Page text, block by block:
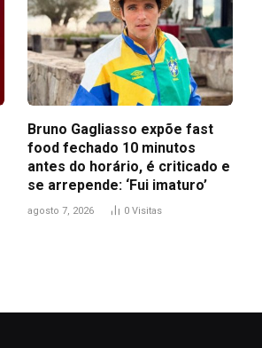
Bruno Gagliasso expõe fast
food fechado 10 minutos
antes do horário, é criticado e
se arrepende: ‘Fui imaturo’
agosto 7, 2026 0 Visitas